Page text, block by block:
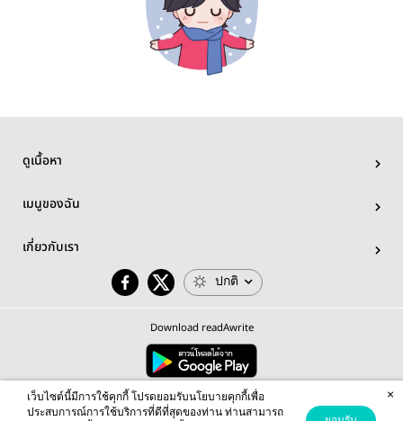
ดูเนื้อหา
เมนูของฉัน
เกี่ยวกับเรา
ปกติ
Download readAwrite
© 2026 readAwrite.com by MEB Corporation Public Company Limited
This site is protected by reCAPTCHA and the Google Privacy Policy Terms of Serviceapply.
เว็บไซต์นี้มีการใช้คุกกี้ โปรดยอมรับนโยบายคุกกี้เพื่อ
ประสบการณ์การใช้บริการที่ดีที่สุดของท่าน ท่านสามารถ
×